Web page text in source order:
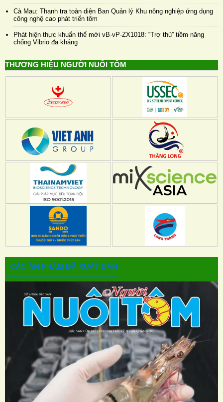
Cà Mau: Thanh tra toàn diện Ban Quản lý Khu nông nghiệp ứng dụng
công nghệ cao phát triển tôm
Phát hiện thực khuẩn thể mới vB-vP-ZX1018: “Trợ thủ” tiềm năng
chống Vibrio đa kháng
THƯƠNG HIỆU NGƯỜI NUÔI TÔM
CÁC ẤN PHẨM ĐÃ XUẤT BẢN